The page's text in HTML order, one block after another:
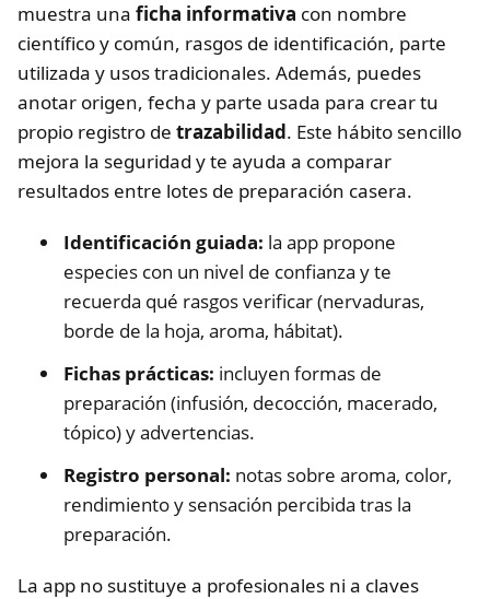
muestra una ficha informativa con nombre
científico y común, rasgos de identificación, parte
utilizada y usos tradicionales. Además, puedes
anotar origen, fecha y parte usada para crear tu
propio registro de trazabilidad. Este hábito sencillo
mejora la seguridad y te ayuda a comparar
resultados entre lotes de preparación casera.
Identificación guiada: la app propone
especies con un nivel de confianza y te
recuerda qué rasgos verificar (nervaduras,
borde de la hoja, aroma, hábitat).
Fichas prácticas: incluyen formas de
preparación (infusión, decocción, macerado,
tópico) y advertencias.
Registro personal: notas sobre aroma, color,
rendimiento y sensación percibida tras la
preparación.
La app no sustituye a profesionales ni a claves